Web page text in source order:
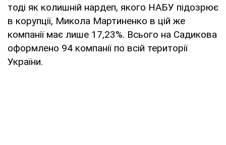
тоді як колишній нардеп, якого НАБУ підозрює
в корупції, Микола Мартиненко в цій же
компанії має лише 17,23%. Всього на Садикова
оформлено 94 компанії по всій території
України.